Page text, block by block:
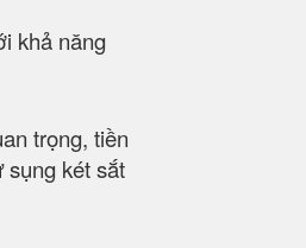
khả năng
trọng, tiền
sụng két sắt